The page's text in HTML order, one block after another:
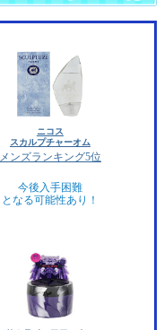
ニコス
スカルプチャーオム
メンズランキング5位
今後入手困難
となる可能性あり！